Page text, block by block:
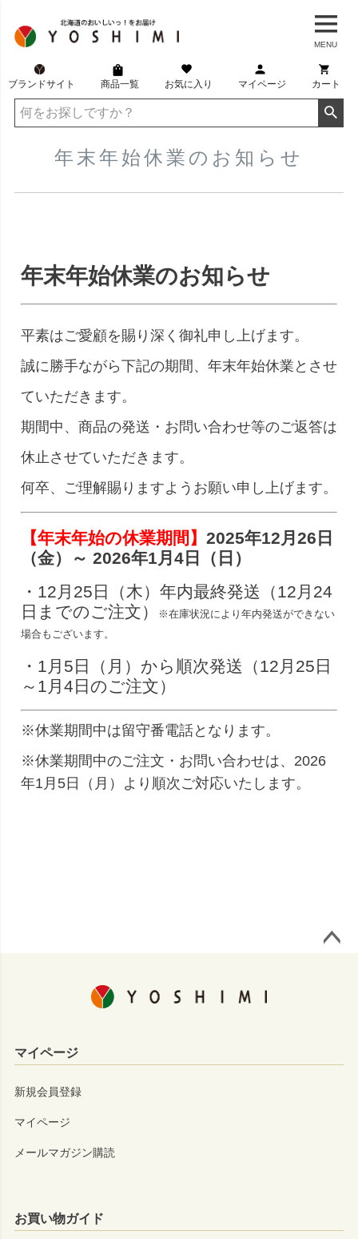
MENU
ブランドサイト 商品一覧 お気に入り マイページ カート
年末年始休業のお知らせ
年末年始休業のお知らせ
平素はご愛顧を賜り深く御礼申し上げます。
誠に勝手ながら下記の期間、年末年始休業とさせ
ていただきます。
期間中、商品の発送・お問い合わせ等のご返答は
休止させていただきます。
何卒、ご理解賜りますようお願い申し上げます。
【年末年始の休業期間】 2025年12月26日
（金）～ 2026年1月4日（日）
・12月25日（木）年内最終発送（12月24
日までのご注文）
※在庫状況により年内発送ができない
場合もございます。
・1月5日（月）から順次発送（12月25日
～1月4日のご注文）
※休業期間中は留守番電話となります。
※休業期間中のご注文・お問い合わせは、2026
年1月5日（月）より順次ご対応いたします。
マイページ
新規会員登録
マイページ
メールマガジン購読
お買い物ガイド